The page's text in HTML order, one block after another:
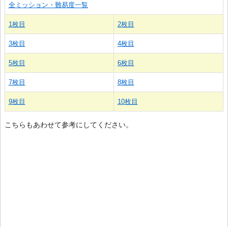
全ミッション・難易度一覧
1枚目 2枚目
3枚目 4枚目
5枚目 6枚目
7枚目 8枚目
9枚目 10枚目
こちらもあわせて参考にしてください。